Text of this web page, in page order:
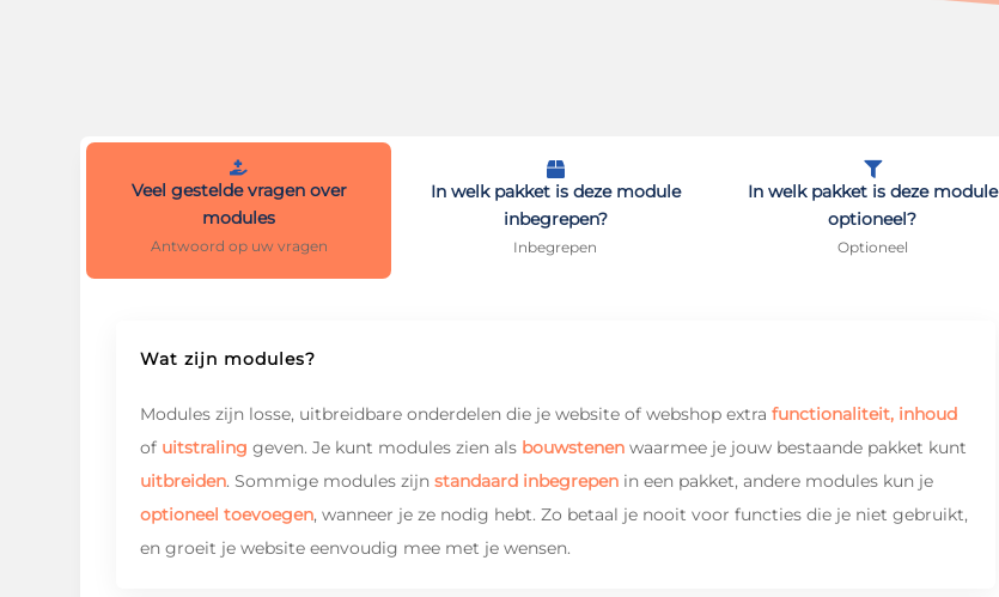

Veel gestelde vragen over
modules
Antwoord op uw vragen

In welk pakket is deze module
inbegrepen?
Inbegrepen

In welk pakket is deze module
optioneel?
Optioneel
Wat zijn modules?
Modules zijn losse, uitbreidbare onderdelen die je website of webshop extrafunctionaliteit, inhoud
of uitstraling geven. Je kunt modules zien als bouwstenen waarmee je jouw bestaande pakket kunt
uitbreiden. Sommige modules zijnstandaard inbegrepen in een pakket, andere modules kun je
optioneel toevoegen, wanneer je ze nodig hebt. Zo betaal je nooit voor functies die je niet gebruikt,
en groeit je website eenvoudig mee met je wensen.